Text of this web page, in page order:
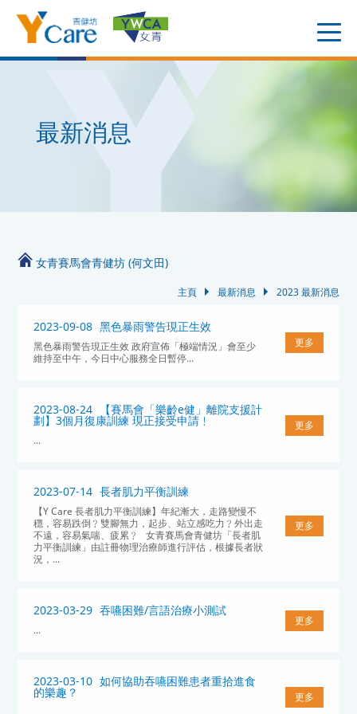
最新消息
女青賽馬會青健坊 (何文田)
主頁 最新消息 2023 最新消息
2023-09-08 黑色暴雨警告現正生效
黑色暴雨警告現正生效 政府宣佈「極端情況」會至少
維持至中午，今日中心服務全日暫停...
更多
2023-08-24 【賽馬會「樂齡e健」離院支援計
劃】3個月復康訓練 現正接受申請﹗
...
更多
2023-07-14 長者肌力平衡訓練
【Y Care 長者肌力平衡訓練】年紀漸大，走路變慢不
穩，容易跌倒﹖雙腳無力，起步、站立感吃力﹖外出走
不遠，容易氣喘、疲累﹖ 女青賽馬會青健坊「長者肌
力平衡訓練」由註冊物理治療師進行評估，根據長者狀
況，...
更多
2023-03-29 吞嚥困難/言語治療小測試
...
更多
2023-03-10 如何協助吞嚥困難患者重拾進食
的樂趣？ 更多